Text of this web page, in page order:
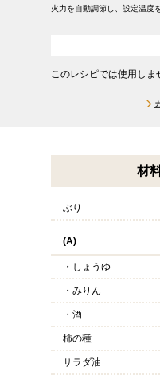
火力を自動調節し、設定温度
このレシピでは使用しま
材
ぶり
(A)
・しょうゆ
・みりん
・酒
柿の種
サラダ油